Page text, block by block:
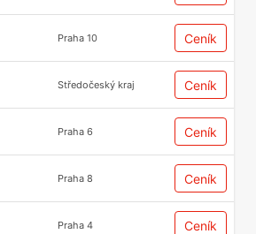
Praha 10 Ceník
Středočeský kraj Ceník
Praha 6 Ceník
Praha 8 Ceník
Praha 4 Ceník